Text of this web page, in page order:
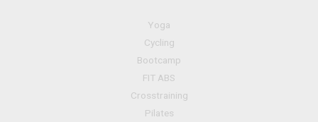
Yoga
Cycling
Bootcamp
FIT ABS
Crosstraining
Pilates